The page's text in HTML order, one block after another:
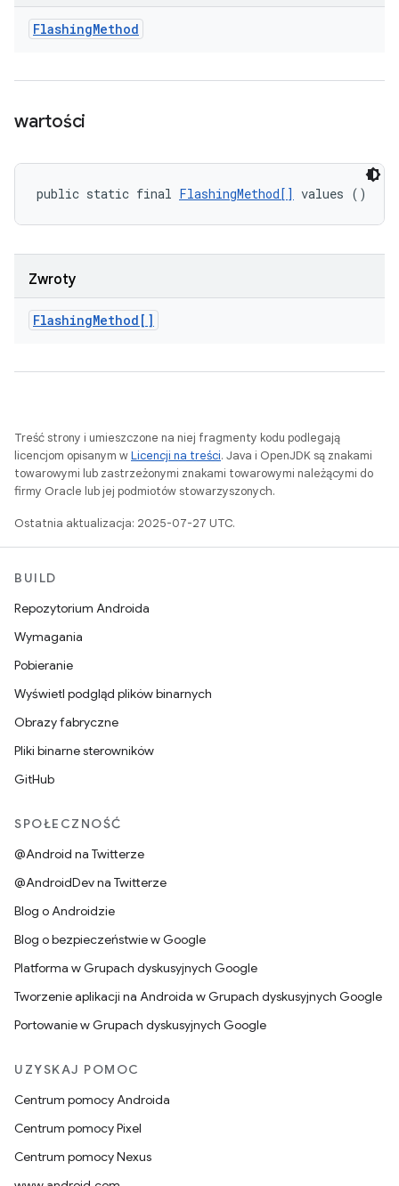
FlashingMethod
wartości
public static final FlashingMethod[] values ()
Zwroty
FlashingMethod[]
Treść strony i umieszczone na niej fragmenty kodu podlegają
licencjom opisanym wLicencji na treści. Java i OpenJDK są znakami
towarowymi lub zastrzeżonymi znakami towarowymi należącymi do
firmy Oracle lub jej podmiotów stowarzyszonych.
Ostatnia aktualizacja: 2025-07-27 UTC.
BUILD
Repozytorium Androida
Wymagania
Pobieranie
Wyświetl podgląd plików binarnych
Obrazy fabryczne
Pliki binarne sterowników
GitHub
SPOŁECZNOŚĆ
@Android na Twitterze
@AndroidDev na Twitterze
Blog o Androidzie
Blog o bezpieczeństwie w Google
Platforma w Grupach dyskusyjnych Google
Tworzenie aplikacji na Androida w Grupach dyskusyjnych Google
Portowanie w Grupach dyskusyjnych Google
UZYSKAJ POMOC
Centrum pomocy Androida
Centrum pomocy Pixel
Centrum pomocy Nexus